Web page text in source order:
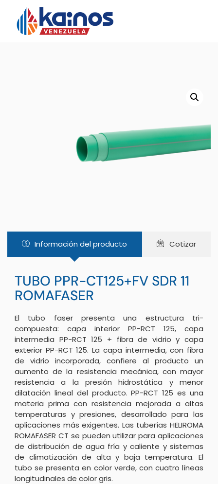
Información del producto Cotizar
TUBO PPR-CT125+FV SDR 11
ROMAFASER
El tubo faser presenta una estructura tri-
compuesta: capa interior PP-RCT 125, capa
intermedia PP-RCT 125 + fibra de vidrio y capa
exterior PP-RCT 125. La capa intermedia, con fibra
de vidrio incorporada, confiere al producto un
aumento de la resistencia mecánica, con mayor
resistencia a la presión hidrostática y menor
dilatación lineal del producto. PP-RCT 125 es una
materia prima con resistencia mejorada a altas
temperaturas y presiones, desarrollado para las
aplicaciones más exigentes. Las tuberías HELIROMA
ROMAFASER CT se pueden utilizar para aplicaciones
de distribución de agua fría y caliente y sistemas
de climatización de alta y baja temperatura. El
tubo se presenta en color verde, con cuatro líneas
longitudinales de color gris.